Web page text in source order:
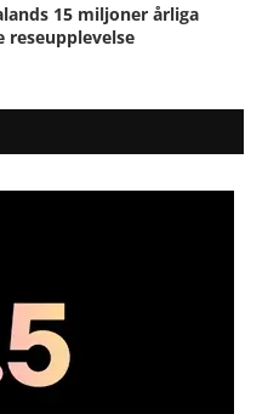
15 miljoner årliga
reseupplevelse